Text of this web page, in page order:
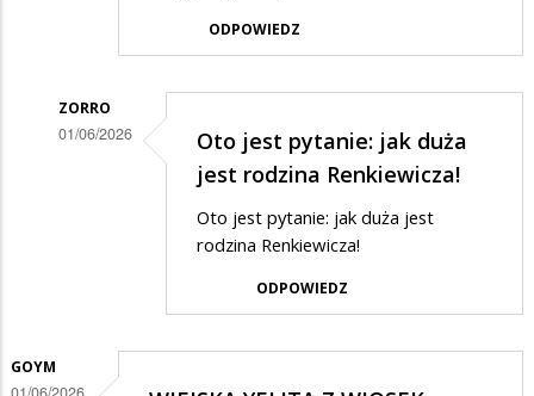
ODPOWIEDZ
ZORRO
01/06/2026
odpowiedzi
Mierny
Oto jest pytanie: jak duża
jest rodzina Renkiewicza!
Oto jest pytanie: jak duża jest
rodzina Renkiewicza!
ODPOWIEDZ
GOYM